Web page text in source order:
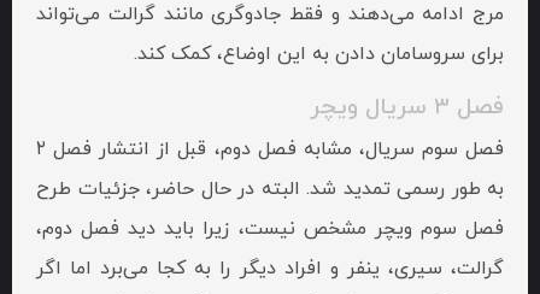
مرج ادامه می‌دهند و فقط جادوگری مانند گرالت می‌تواند
برای سروسامان دادن به این اوضاع، کمک کند.
فصل ۳ سریال ویچر
فصل سوم سریال، مشابه فصل دوم، قبل از انتشار فصل ۲
به طور رسمی تمدید شد. البته در حال حاضر، جزئیات طرح
فصل سوم ویچر مشخص نیست، زیرا باید دید فصل دوم،
گرالت، سیری، ینفر و افراد دیگر را به کجا می‌برد اما اگر